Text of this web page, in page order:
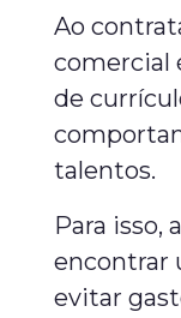
Ao
comercial
de
talentos.
Para isso,
encontrar
evitar